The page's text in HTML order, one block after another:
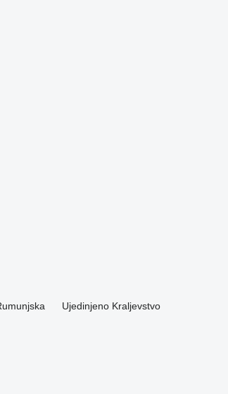
Ujedinjeno Kraljevstvo